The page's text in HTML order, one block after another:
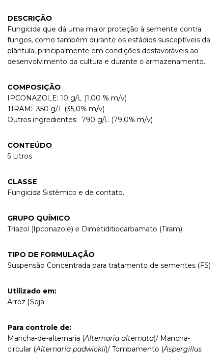
DESCRIÇÃO
Fungicida que dá uma maior proteção à semente contra
fungos, como também durante os estádios susceptíveis da
plântula, principalmente em condições desfavoráveis ao
desenvolvimento da cultura e durante o armazenamento.
COMPOSIÇÃO
IPCONAZOLE: 10 g/L (1,00 % m/v)
TIRAM: 350 g/L (35,0% m/v)
Outros ingredientes: 790 g/L (79,0% m/v)
CONTEÚDO
5 Litros
CLASSE
Fungicida Sistêmico e de contato.
GRUPO QUÍMICO
Triazol (Ipconazole) e Dimetiditiocarbamato (Tiram)
TIPO DE FORMULAÇÃO
Suspensão Concentrada para tratamento de sementes (FS)
Utilizado em:
Arroz |Soja
Para controle de:
Mancha-de-alternaria (Alternaria alternata)/ Mancha-
circular (Alternaria padwickii)/ Tombamento (Aspergillus